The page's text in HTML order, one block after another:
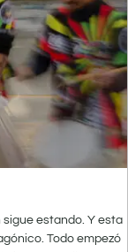
estando. Y esta
Todo empezó